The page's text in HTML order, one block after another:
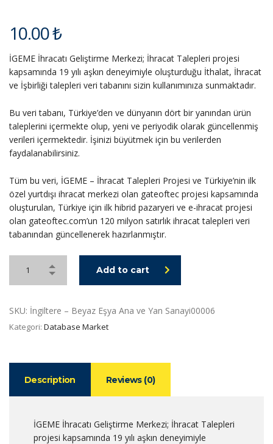
10.00₺
İGEME İhracatı Geliştirme Merkezi; İhracat Talepleri projesi
kapsamında 19 yılı aşkın deneyimiyle oluşturduğu İthalat, İhracat
ve İşbirliği talepleri veri tabanını sizin kullanımınıza sunmaktadır.
Bu veri tabanı, Türkiye’den ve dünyanın dört bir yanından ürün
taleplerini içermekte olup, yeni ve periyodik olarak güncellenmiş
verileri içermektedir. İşinizi büyütmek için bu verilerden
faydalanabilirsiniz.
Tüm bu veri, İGEME – İhracat Talepleri Projesi ve Türkiye’nin ilk
özel yurtdışı ihracat merkezi olan gateoftec projesi kapsamında
oluşturulan, Türkiye için ilk hibrid pazaryeri ve e-ihracat projesi
olan gateoftec.com’un 120 milyon satırlık ihracat talepleri veri
tabanından güncellenerek hazırlanmıştır.
Add to cart
SKU: İngiltere – Beyaz Eşya Ana ve Yan Sanayi00006
Kategori: Database Market
Description Reviews (0)
İGEME İhracatı Geliştirme Merkezi; İhracat Talepleri
projesi kapsamında 19 yılı aşkın deneyimiyle